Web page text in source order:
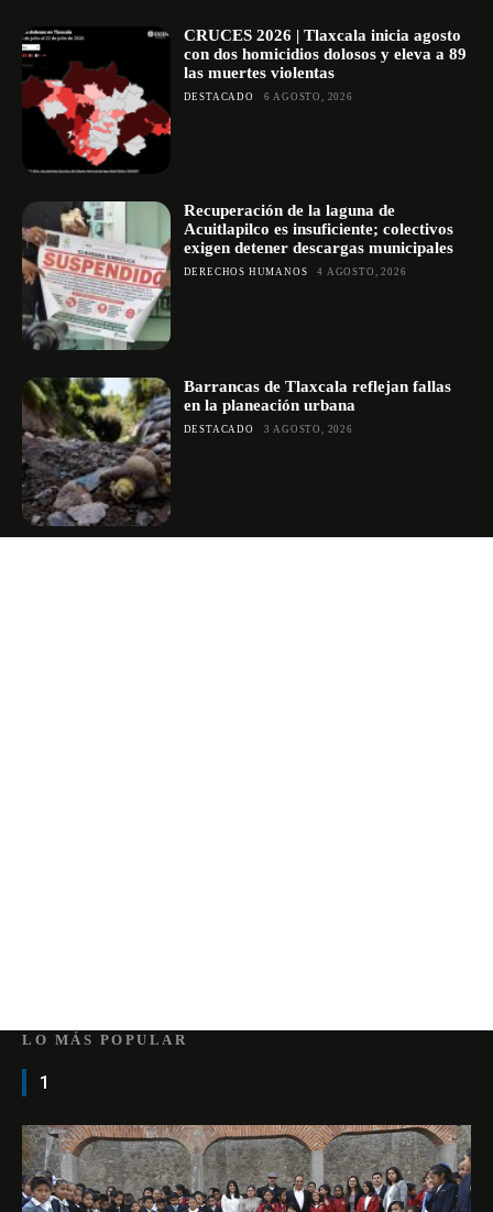
CRUCES 2026 | Tlaxcala inicia agosto
con dos homicidios dolosos y eleva a 89
las muertes violentas
DESTACADO 6 AGOSTO, 2026
Recuperación de la laguna de
Acuitlapilco es insuficiente; colectivos
exigen detener descargas municipales
DERECHOS HUMANOS 4 AGOSTO, 2026
Barrancas de Tlaxcala reflejan fallas
en la planeación urbana
DESTACADO 3 AGOSTO, 2026
LO MÁS POPULAR
1